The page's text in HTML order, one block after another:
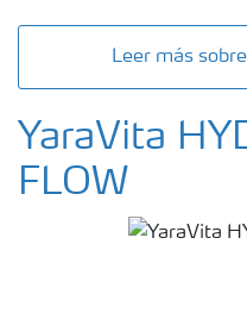
Leer más
YaraVita
FLOW